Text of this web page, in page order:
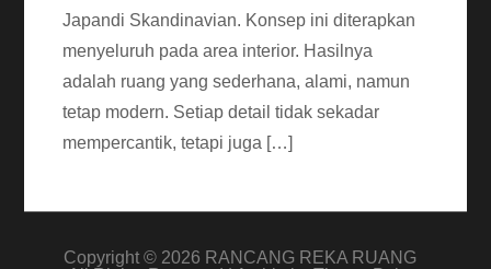
Japandi Skandinavian. Konsep ini diterapkan
menyeluruh pada area interior. Hasilnya
adalah ruang yang sederhana, alami, namun
tetap modern. Setiap detail tidak sekadar
mempercantik, tetapi juga […]
Copyright © 2026 RANCANG REKA RUANG